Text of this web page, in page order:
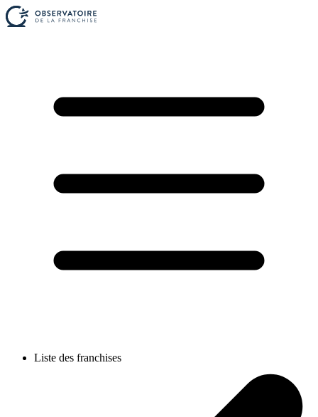
Liste des franchises